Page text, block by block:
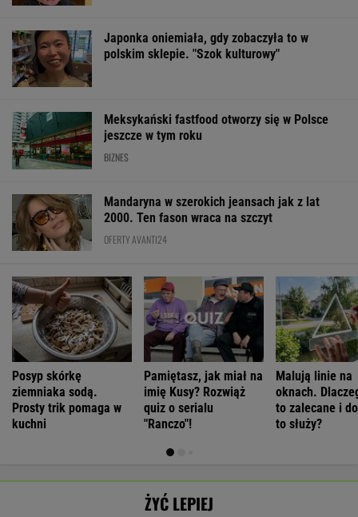
Japonka oniemiała, gdy zobaczyła to w
polskim sklepie. "Szok kulturowy"
Meksykański fastfood otworzy się w Polsce
jeszcze w tym roku
BIZNES
Mandaryna w szerokich jeansach jak z lat
2000. Ten fason wraca na szczyt
OFERTY AVANTI24
Posyp skórkę
ziemniaka sodą.
Prosty trik pomaga w
kuchni
Pamiętasz, jak miał na
imię Kusy? Rozwiąż
quiz o serialu
"Ranczo"!
Malują linie na
oknach.
to zalecane i
to służy?
ŻYĆ LEPIEJ